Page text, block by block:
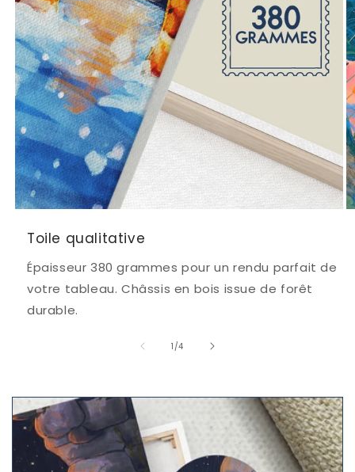
Toile qualitative
Épaisseur 380 grammes pour un rendu parfait de
votre tableau. Châssis en bois issue de forêt
durable.
1 /de
4